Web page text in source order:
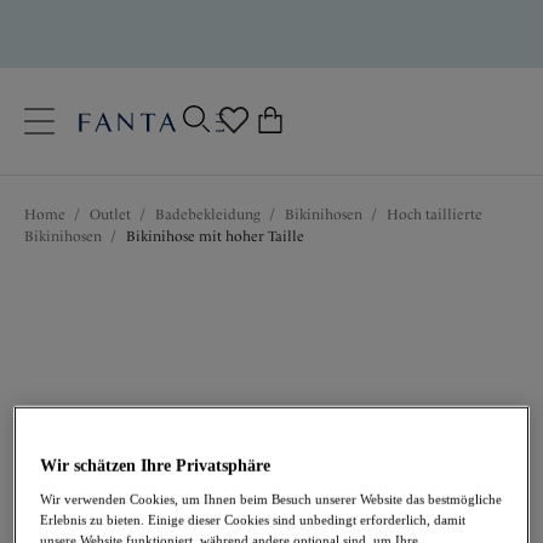
Sprache
Home / Outlet / Badebekleidung / Bikinihosen /
Hoch taillierte
Bikinihosen / Bikinihose mit hoher Taille
23,97 € war 39,95 €
Wir schätzen Ihre Privatsphäre
Wir verwenden Cookies, um Ihnen beim Besuch unserer Website das bestmögliche
Erlebnis zu bieten. Einige dieser Cookies sind unbedingt erforderlich, damit